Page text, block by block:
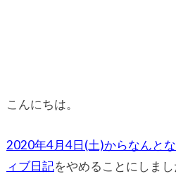
こんにちは。
2020年4月4日(土)からなんと
ィブ日記をやめることにしまし